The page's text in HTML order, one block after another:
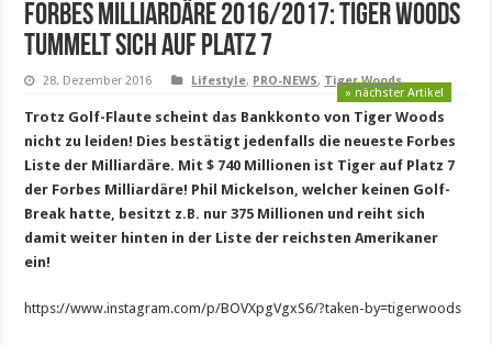
Forbes Milliardäre 2016/2017: Tiger Woods
tummelt sich auf Platz 7
28. Dezember 2016 Lifestyle, PRO-NEWS, Tiger Woods
» nächster Artikel
Trotz Golf-Flaute scheint das Bankkonto von Tiger Woods
nicht zu leiden! Dies bestätigt jedenfalls die neueste Forbes
Liste der Milliardäre. Mit $ 740 Millionen ist Tiger auf Platz 7
der Forbes Milliardäre! Phil Mickelson, welcher keinen Golf-
Break hatte, besitzt z.B. nur 375 Millionen und reiht sich
damit weiter hinten in der Liste der reichsten Amerikaner
ein!
https://www.instagram.com/p/BOVXpgVgxS6/?taken-by=tigerwoods